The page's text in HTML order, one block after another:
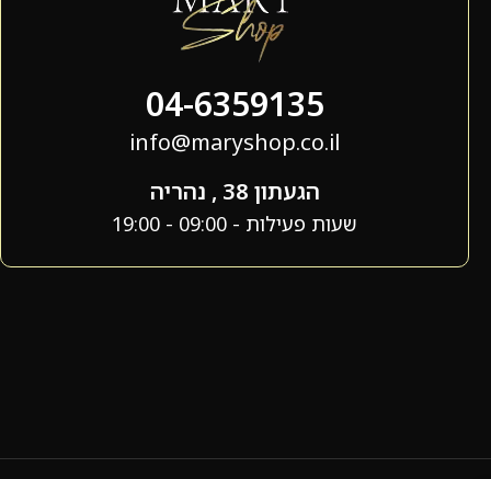
04-6359135
info@maryshop.co.il
הגעתון 38 , נהריה
שעות פעילות - 09:00 - 19:00